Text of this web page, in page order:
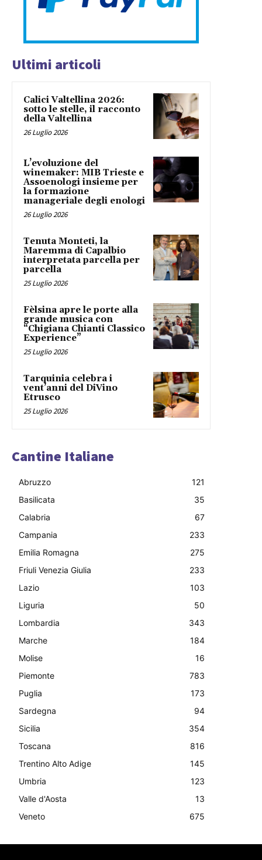
Ultimi articoli
Calici Valtellina 2026:
sotto le stelle, il racconto
della Valtellina
26 Luglio 2026
L’evoluzione del
winemaker: MIB Trieste e
Assoenologi insieme per
la formazione
manageriale degli enologi
26 Luglio 2026
Tenuta Monteti, la
Maremma di Capalbio
interpretata parcella per
parcella
25 Luglio 2026
Fèlsina apre le porte alla
grande musica con
“Chigiana Chianti Classico
Experience”
25 Luglio 2026
Tarquinia celebra i
vent’anni del DiVino
Etrusco
25 Luglio 2026
Cantine Italiane
Abruzzo
121
Basilicata
35
Calabria
67
Campania
233
Emilia Romagna
275
Friuli Venezia Giulia
233
Lazio
103
Liguria
50
Lombardia
343
Marche
184
Molise
16
Piemonte
783
Puglia
173
Sardegna
94
Sicilia
354
Toscana
816
Trentino Alto Adige
145
Umbria
123
Valle d'Aosta
13
Veneto
675